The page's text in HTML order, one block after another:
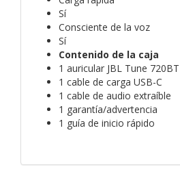
Sí
Consciente de la voz
Sí
Contenido de la caja
1 auricular JBL Tune 720BT
1 cable de carga USB-C
1 cable de audio extraíble
1 garantía/advertencia
1 guía de inicio rápido